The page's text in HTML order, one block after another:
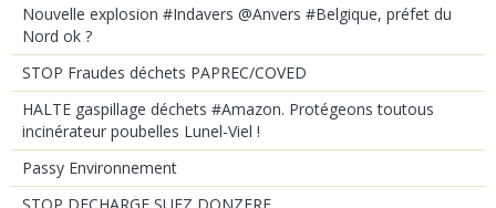
Nouvelle explosion #Indavers @Anvers #Belgique, préfet du
Nord ok ?
STOP Fraudes déchets PAPREC/COVED
HALTE gaspillage déchets #Amazon. Protégeons toutous
incinérateur poubelles Lunel-Viel !
Passy Environnement